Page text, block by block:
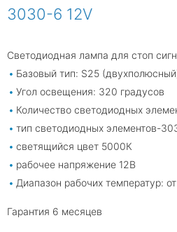
3030-6 12V
Светодиодная лампа для стоп
Базовый тип: S25
Угол освещения: 320 градусов
Количество светодиодных
тип светодиодных элементов-
светящийся цвет 5000К
рабочее напряжение 12В
Диапазон рабочих температур:
Гарантия 6 месяцев